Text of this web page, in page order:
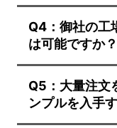
Q4：御社の工
は可能ですか？
Q5：大量注文
ンプルを入手